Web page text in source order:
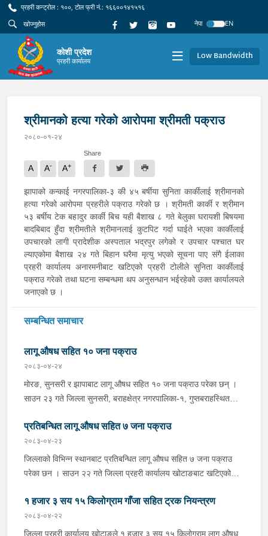
प्रहरी कन्ट्रोल : १००, टोल फ्री नं.: १६६००१४१५१६
नेपा
EN
कोशी प्रदेश
प्रहरी कार्यालय Low Bandwidth
श्रीमानको हत्या गरेको आरोपमा श्रीमती पक्राउ
२०८०-०१-२४
A A- A+
Share
झापाको कन्काई नगरपालिका-३ की ४५ बर्षीया सुनिता कार्कीलाई श्रीमानको
हत्या गरेको आरोपमा प्रहरीले पक्राउ गरेको छ । श्रीमती कार्की र श्रीमान
५३ बर्षीय टेक बहादुर कार्की बिच यही बैशाख ८ गते बेलुका घरायशी बिषयमा
बादबिबाद हुँदा श्रीमतीले श्रीमानलाई कुटपिट गर्दा घाईते भएका कार्कीलाई
उपचारको लागी प्रादेशीक अस्पताल भद्रपुर लगेको र उपचार पश्चात घर
ल्याएकोमा बैशाख २४ गते बिहान घरैमा मृत्यु भएको सूचना पाए संगै ईलाका
प्रहरी कार्यालय अनारमनीबाट खटिएको प्रहरी टोलीले सुनिता कार्कीलाई
पक्राउ गरेको तथा घटना सम्बन्धमा थप अनुसन्धान भईरहेको उक्त कार्यालयले
जनाएको छ ।
सम्बन्धित समाचार
लागू औषध सहित १० जना पक्राउ
२०८३-०४-२४
मोरङ, सुनसरी र झापाबाट लागू औषध सहित १० जना पक्राउ परेका छन् ।
साउन २३ गते जिल्ला सुनसरी, बराहक्षेत्र नगरपालिका-१, गुप्तबराहस्थित
चतरातर्फ आउँदै गरेको प्र.१-०२-००२ च ४८५१ नम्बरको कार र को ११ प
५६०१ नम्बरको मोटरसाइकललाई चेकजाँच गर्दा उक्त कारभित्र २२ वटा
प्लाष्टिकका पोकामा लुकाई राखेको ४१८ किलो गाँजा फेला पारी कार चालक
जिल्ला सुनसरी, धरान उपमहानगरपालिका-१३ का ३४ वर्षीय थमन राई, सोही
जिवनी राई, मोटरसाइकल चालक जिल्ला मोरङ, कटहरी गाउँपालिका-३ का
२६ वर्षीय अमर कामत र मोटरसाइकलमा पछाडि सवार सोही स्थानका ३८
वर्षीय शंकर चौधरीलाई पक्राउ गरिएको छ भने जिल्ला सुनसरी, धरान
प्रतिबन्धित लागू औषध सहित ७ जना पक्राउ
२०८३-०४-२३
जिल्लाको विभिन्न स्थानबाट प्रतिबन्धित लागू औषध सहित ७ जना पक्राउ
परेका छन । साउन २२ गते जिल्ला प्रहरी कार्यालय खोटाङबाट खटिएको
स्थित मध्यपहाडी लोकमार्गको जंगलमा शंकास्पद अवस्थामा रोकिराखेको
प्र.१-०२-००२ ख ००८३ नम्बरको ट्रक चेकजाँच गर्दा चालक बस्ने भाग र
पछाडिको डालाको बिचमा फल्स बटम बनाई लुकाई छिपाई राखेको अवस्थामा
१ हजार ३ सय १५ किलोग्राम गाँजा सहित ट्रक नियन्त्रण
२०८३-०४-२२
जिल्ला प्रहरी कार्यालय खोटाङले १ हजार ३ सय १५ किलोग्राम लागू औषध